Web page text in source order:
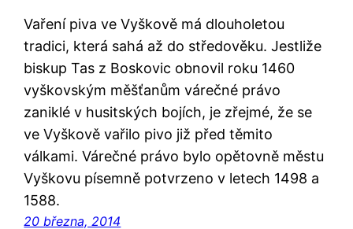
Vaření piva ve Vyškově má dlouholetou
tradici, která sahá až do středověku. Jestliže
biskup Tas z Boskovic obnovil roku 1460
vyškovským měšťanům várečné právo
zaniklé v husitských bojích, je zřejmé, že se
ve Vyškově vařilo pivo již před těmito
válkami. Várečné právo bylo opětovně městu
Vyškovu písemně potvrzeno v letech 1498 a
1588.
20 března, 2014